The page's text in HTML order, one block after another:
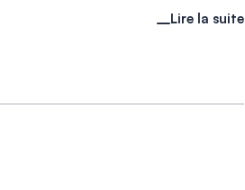
Lire la suite